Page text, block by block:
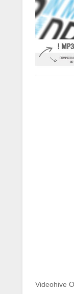
Videohive